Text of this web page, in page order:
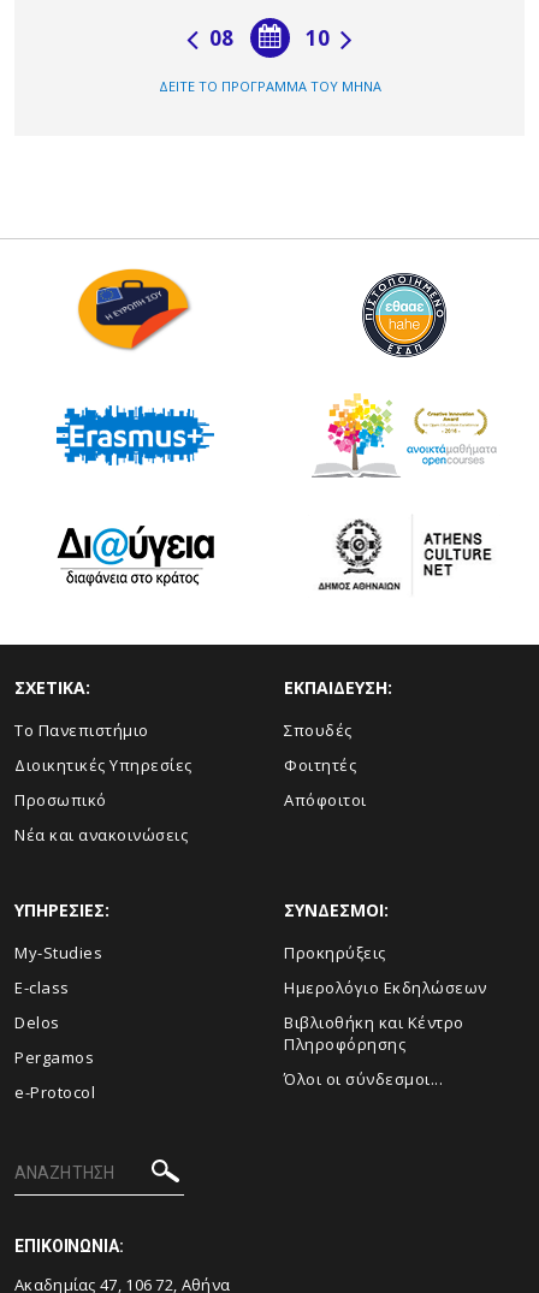
10
08
ΔΕΙΤΕ ΤΟ ΠΡΟΓΡΑΜΜΑ ΤΟΥ ΜΗΝΑ
ΣΧΕΤΙΚΑ:
Το Πανεπιστήμιο
Διοικητικές Υπηρεσίες
Προσωπικό
Νέα και ανακοινώσεις
ΕΚΠΑΙΔΕΥΣΗ:
Σπουδές
Φοιτητές
Απόφοιτοι
ΥΠΗΡΕΣΙΕΣ:
My-Studies
E-class
Delos
Pergamos
e-Protocol
ΣΥΝΔΕΣΜΟΙ:
Προκηρύξεις
Ημερολόγιο Εκδηλώσεων
Βιβλιοθήκη και Κέντρο
Πληροφόρησης
Όλοι οι σύνδεσμοι...
ΕΠΙΚΟΙΝΩΝΙΑ:
Ακαδημίας 47, 106 72, Αθήνα